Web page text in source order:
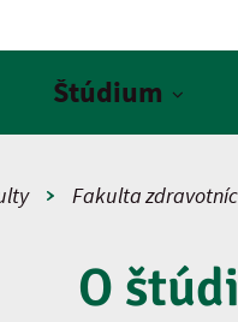
Štúdium
Fakulta
O